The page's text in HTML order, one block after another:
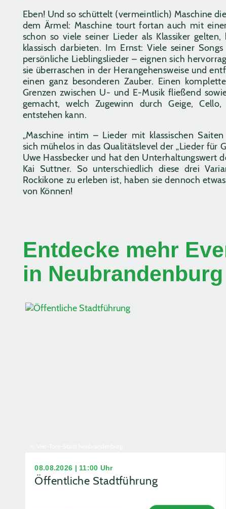
Eben! Und so schüttelt (vermeintlich) Maschine
dem Ärmel: Maschine tourt fortan auch mit
schon so viele seiner Lieder als Klassiker
klassisch darbieten. Im Ernst: Viele seiner
persönliche Lieblingslieder – eignen sich
sie überraschen in der Herangehensweise und
einen ganz besonderen Zauber. Einen
Grenzen zwischen U- und E-Musik fließend
gemacht, welch Zugewinn durch Geige, Cello,
entstehen kann.
„Maschine intim – Lieder mit klassischen
sich mühelos in das Qualitätslevel der „Lieder für
Uwe Hassbecker und hat den Unterhaltungswert
Kai Suttner. So unterschiedlich diese drei
Rockikone zu erleben ist, haben sie dennoch
von Können!
Entdecke mehr
in Neubrandenburg
08.08.2026 | 11:00 Uhr
Öffentliche Stadtführung